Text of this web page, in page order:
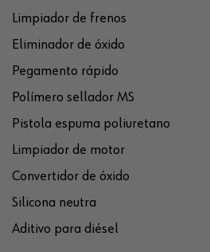
Limpiador de frenos
Eliminador de óxido
Pegamento rápido
Polímero sellador MS
Pistola espuma poliuretano
Limpiador de motor
Convertidor de óxido
Silicona neutra
Aditivo para diésel